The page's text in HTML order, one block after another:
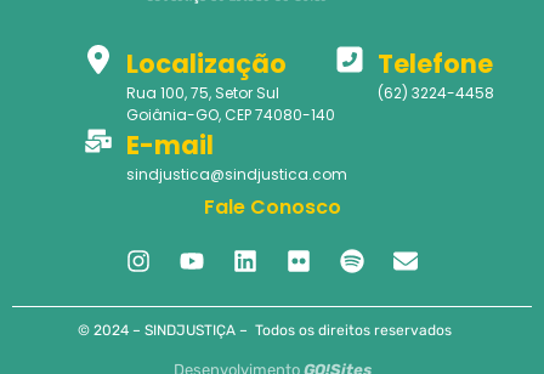
Localização
Rua 100, 75, Setor Sul
Goiânia-GO, CEP 74080-140
Telefone
(62) 3224-4458
E-mail
sindjustica@sindjustica.com
Fale Conosco
© 2024 – SINDJUSTIÇA – Todos os direitos reservados
Desenvolvimento GO!Sites